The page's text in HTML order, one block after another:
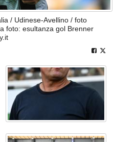
/ Udinese-Avellino / foto
foto: esultanza gol Brenner